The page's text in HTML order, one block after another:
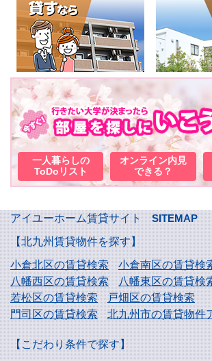
一人暮らしの
ToDoリスト
オンライン内見
できる？
アイユーホーム賃貸サイト
SITEMAP
【北九州賃貸物件を探す】
小倉北区の賃貸検索
小倉南区の賃貸検
八幡西区の賃貸検索
八幡東区の賃貸検
若松区の賃貸検索
戸畑区の賃貸検索
門司区の賃貸検索
北九州市の賃貸物件
【こだわり条件で探す】